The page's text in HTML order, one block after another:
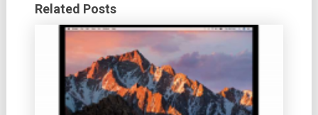
Related Posts